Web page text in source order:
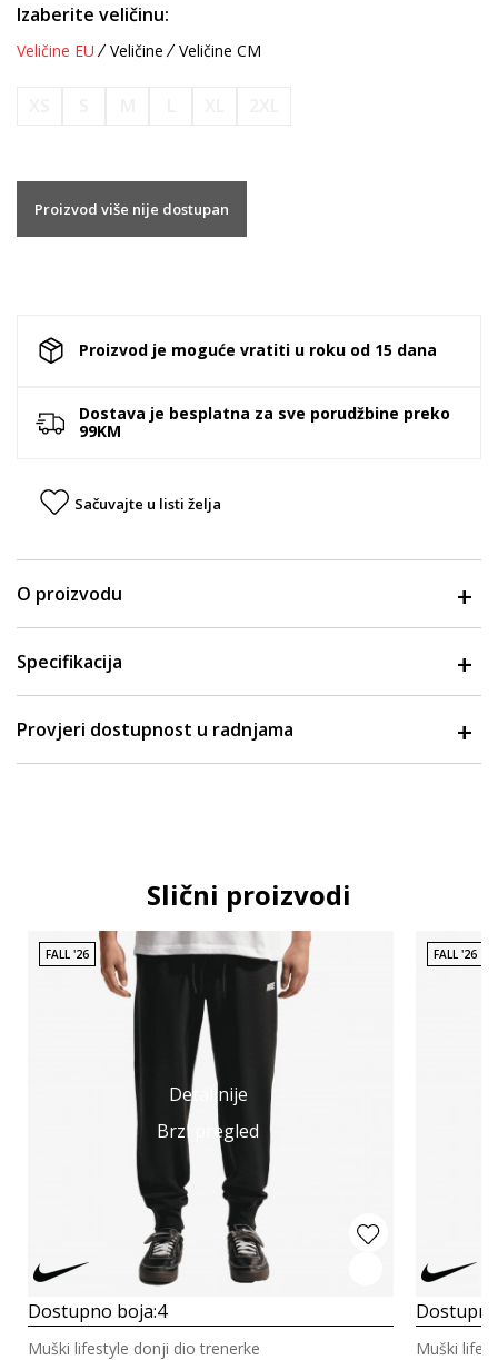
Izaberite veličinu:
Veličine EU Veličine Veličine CM
Proizvod više nije dostupan
Proizvod je moguće vratiti u roku od 15 dana
Dostava je besplatna za sve porudžbine preko
99KM
Sačuvajte u listi želja
O proizvodu
Specifikacija
Provjeri dostupnost u radnjama
Slični proizvodi
Detaljnije
Brzi pregled
FALL '26
Dostupno boja:4
Muški lifestyle donji dio trenerke
FALL '26
Muški